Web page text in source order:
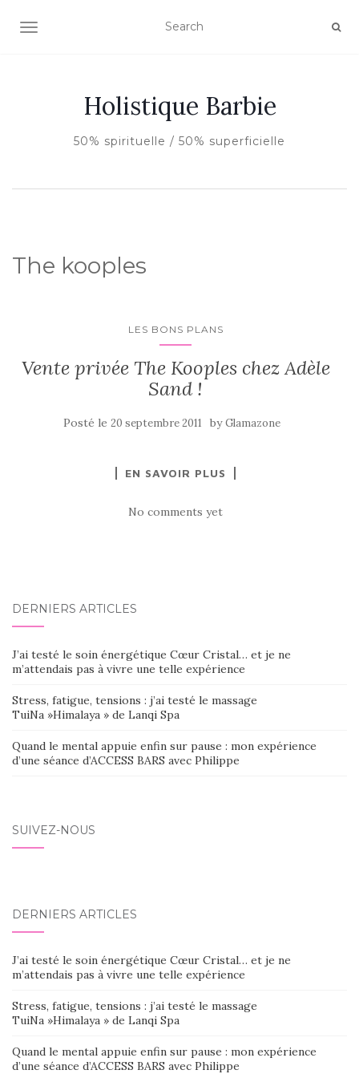
AFFICHER/MASQUER LA NAVIGATION
Holistique Barbie
50% spirituelle / 50% superficielle
The kooples
LES BONS PLANS
Vente privée The Kooples chez Adèle
Sand !
Posté le 20 septembre 2011 byGlamazone
EN SAVOIR PLUS
No comments yet
DERNIERS ARTICLES
J’ai testé le soin énergétique Cœur Cristal… et je ne
m’attendais pas à vivre une telle expérience
Stress, fatigue, tensions : j’ai testé le massage
TuiNa »Himalaya » de Lanqi Spa
Quand le mental appuie enfin sur pause : mon expérience
d’une séance d’ACCESS BARS avec Philippe
SUIVEZ-NOUS
DERNIERS ARTICLES
J’ai testé le soin énergétique Cœur Cristal… et je ne
m’attendais pas à vivre une telle expérience
Stress, fatigue, tensions : j’ai testé le massage
TuiNa »Himalaya » de Lanqi Spa
Quand le mental appuie enfin sur pause : mon expérience
d’une séance d’ACCESS BARS avec Philippe